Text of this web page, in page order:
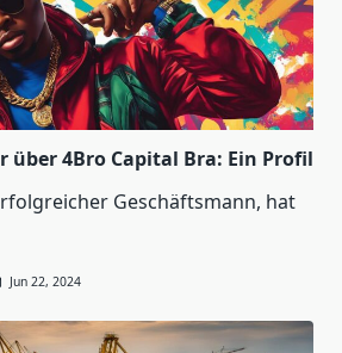
über 4Bro Capital Bra: Ein Profil
Geschäftsmann, hat
Jun 22, 2024